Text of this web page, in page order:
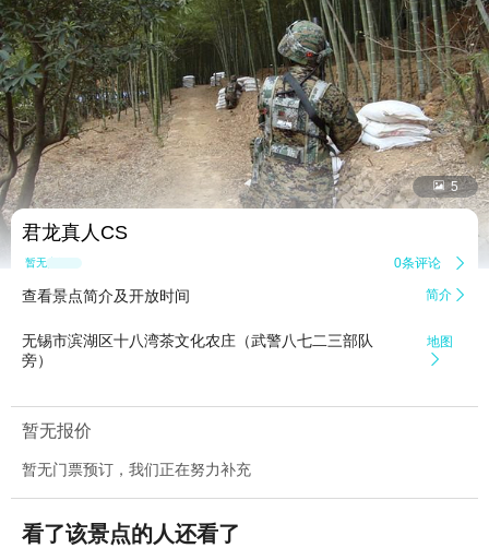
 5
君龙真人CS
暂无点评 0条评论 
查看景点简介及开放时间 简介 
无锡市滨湖区十八湾茶文化农庄（武警八七二三部队
旁）
地图

暂无报价
暂无门票预订，我们正在努力补充
看了该景点的人还看了
